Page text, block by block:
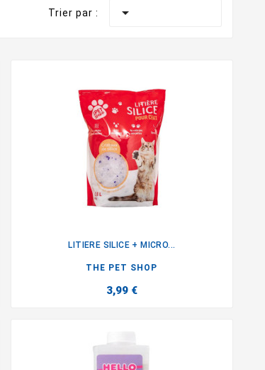
Trier par : 
LITIERE SILICE + MICRO...
THE PET SHOP
3,99 €